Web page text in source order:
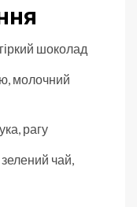
шоколад
молочний
рагу
чай,